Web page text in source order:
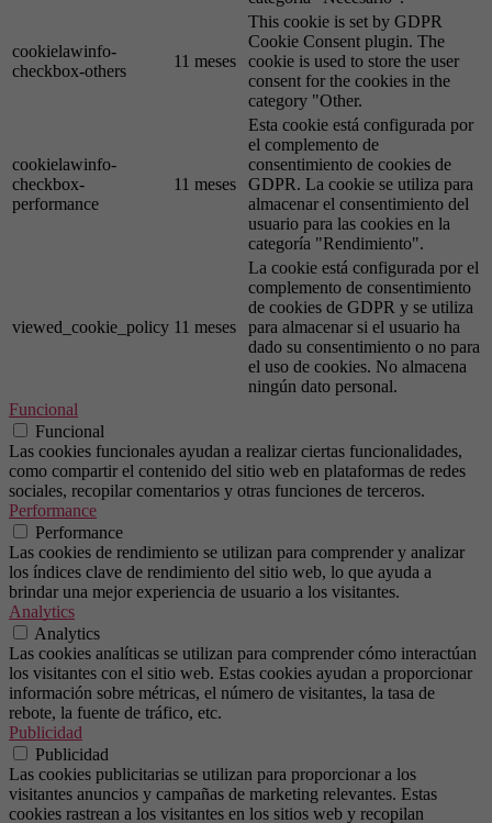
cookielawinfo-
checkbox-others
11 meses
This cookie is set by GDPR
Cookie Consent plugin. The
cookie is used to store the user
consent for the cookies in the
category "Other.
cookielawinfo-
checkbox-
performance
11 meses
Esta cookie está configurada por
el complemento de
consentimiento de cookies de
GDPR. La cookie se utiliza para
almacenar el consentimiento del
usuario para las cookies en la
categoría "Rendimiento".
viewed_cookie_policy 11 meses
La cookie está configurada por el
complemento de consentimiento
de cookies de GDPR y se utiliza
para almacenar si el usuario ha
dado su consentimiento o no para
el uso de cookies. No almacena
ningún dato personal.
Funcional
Funcional
Las cookies funcionales ayudan a realizar ciertas funcionalidades,
como compartir el contenido del sitio web en plataformas de redes
sociales, recopilar comentarios y otras funciones de terceros.
Performance
Performance
Las cookies de rendimiento se utilizan para comprender y analizar
los índices clave de rendimiento del sitio web, lo que ayuda a
brindar una mejor experiencia de usuario a los visitantes.
Analytics
Analytics
Las cookies analíticas se utilizan para comprender cómo interactúan
los visitantes con el sitio web. Estas cookies ayudan a proporcionar
información sobre métricas, el número de visitantes, la tasa de
rebote, la fuente de tráfico, etc.
Publicidad
Publicidad
Las cookies publicitarias se utilizan para proporcionar a los
visitantes anuncios y campañas de marketing relevantes. Estas
cookies rastrean a los visitantes en los sitios web y recopilan